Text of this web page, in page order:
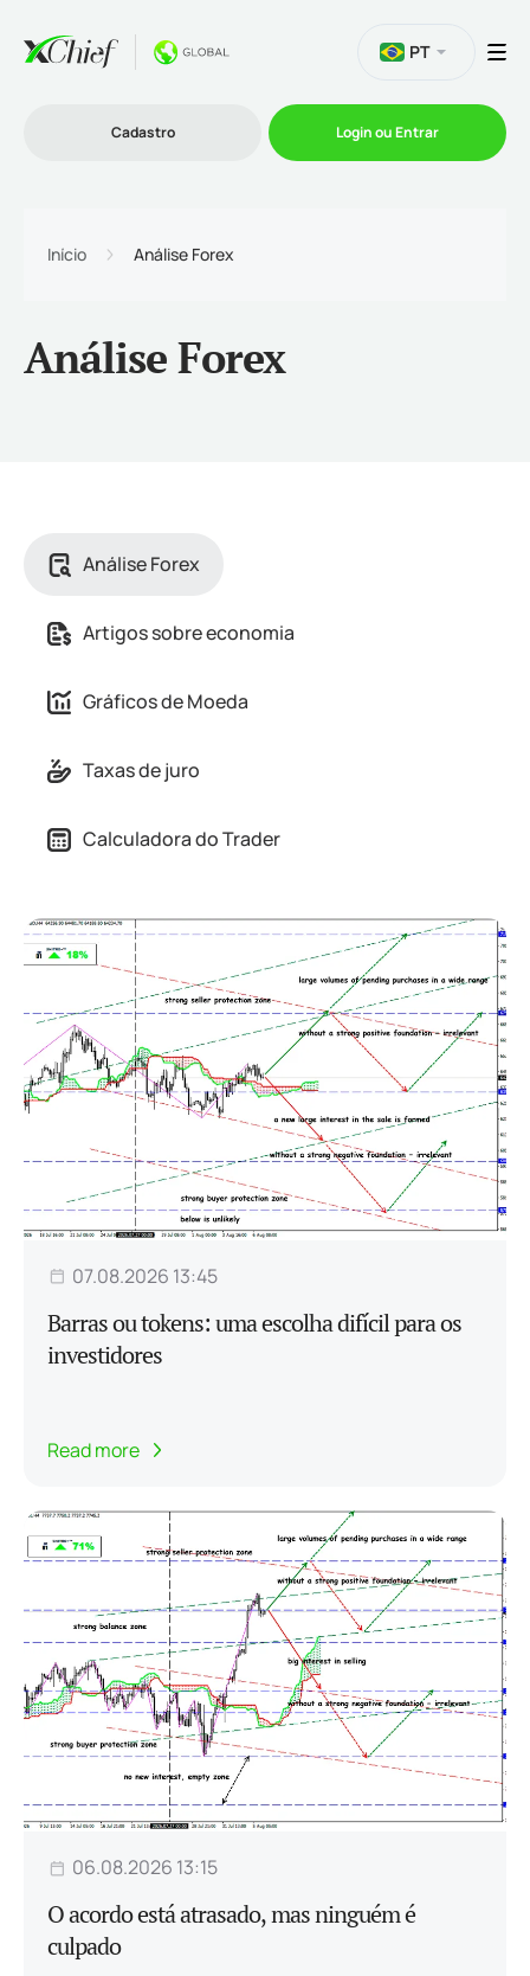
Promoções
PT
Cadastro Login ou Entrar
Início Análise Forex
Análise Forex
Análise Forex
Artigos sobre economia
Gráficos de Moeda
Taxas de juro
Calculadora do Trader
07.08.2026 13:45
Barras ou tokens: uma escolha difícil para os
investidores
Read more
06.08.2026 13:15
O acordo está atrasado, mas ninguém é
culpado